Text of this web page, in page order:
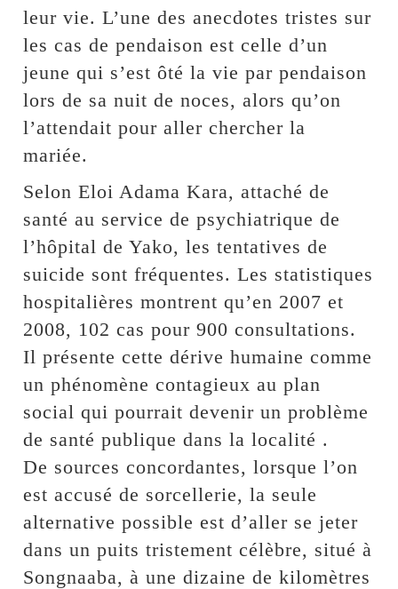
leur vie. L’une des anecdotes tristes sur
les cas de pendaison est celle d’un
jeune qui s’est ôté la vie par pendaison
lors de sa nuit de noces, alors qu’on
l’attendait pour aller chercher la
mariée.
Selon Eloi Adama Kara, attaché de
santé au service de psychiatrique de
l’hôpital de Yako, les tentatives de
suicide sont fréquentes. Les statistiques
hospitalières montrent qu’en 2007 et
2008, 102 cas pour 900 consultations.
Il présente cette dérive humaine comme
un phénomène contagieux au plan
social qui pourrait devenir un problème
de santé publique dans la localité .
De sources concordantes, lorsque l’on
est accusé de sorcellerie, la seule
alternative possible est d’aller se jeter
dans un puits tristement célèbre, situé à
Songnaaba, à une dizaine de kilomètres